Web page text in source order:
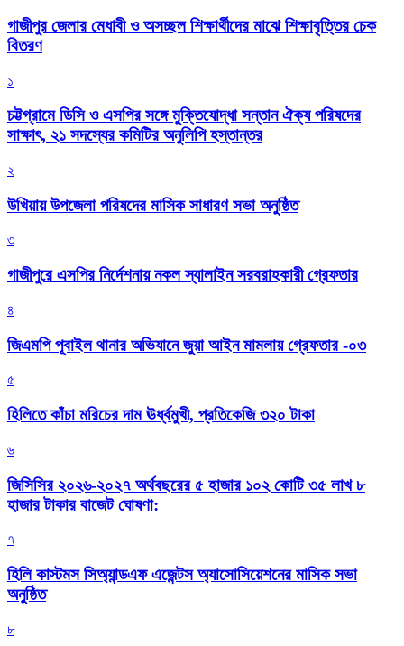
গাজীপুর জেলার মেধাবী ও অসচ্ছল শিক্ষার্থীদের মাঝে শিক্ষাবৃত্তির চেক
বিতরণ
১
চট্টগ্রামে ডিসি ও এসপির সঙ্গে মুক্তিযোদ্ধা সন্তান ঐক্য পরিষদের
সাক্ষাৎ, ২১ সদস্যের কমিটির অনুলিপি হস্তান্তর
২
উখিয়ায় উপজেলা পরিষদের মাসিক সাধারণ সভা অনুষ্ঠিত
৩
গাজীপুরে এসপির নির্দেশনায় নকল স্যালাইন সরবরাহকারী গ্রেফতার
৪
জিএমপি পূবাইল থানার অভিযানে জুয়া আইন মামলায় গ্রেফতার -০৩
৫
হিলিতে কাঁচা মরিচের দাম ঊর্ধ্বমুখী, প্রতিকেজি ৩২০ টাকা
৬
জিসিসির ২০২৬-২০২৭ অর্থবছরের ৫ হাজার ১০২ কোটি ৩৫ লাখ ৮
হাজার টাকার বাজেট ঘোষণা:
৭
হিলি কাস্টমস সিঅ্যান্ডএফ এজেন্টস অ্যাসোসিয়েশনের মাসিক সভা
অনুষ্ঠিত
৮